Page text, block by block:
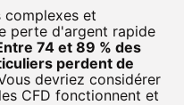
complexes et
perte d'argent rapide
74 et 89 % des
perdent de
devriez considérer
CFD fonctionnent et